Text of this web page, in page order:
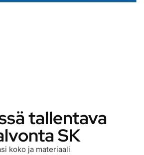
tallentava
SK
koko ja materiaali